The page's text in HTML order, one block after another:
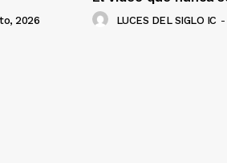
2026 LUCES DEL SIGLO IC -